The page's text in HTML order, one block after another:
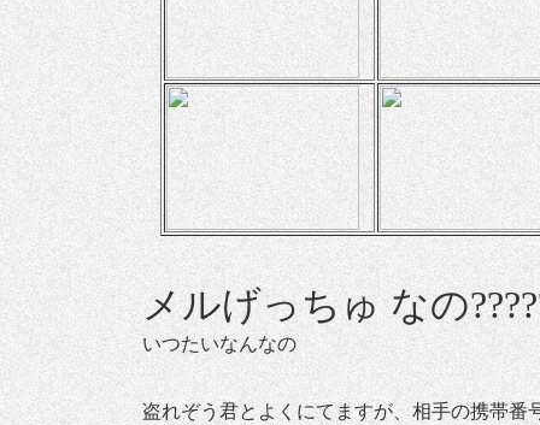
メルげっちゅなの
いつたいなんなの
盗れぞう君とよくにてますが、相手の携帯